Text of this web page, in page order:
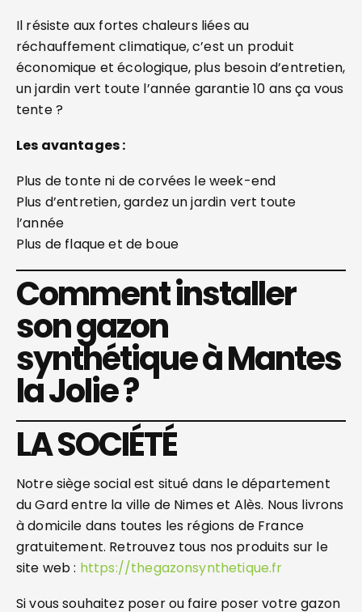
Il résiste aux fortes chaleurs liées au
réchauffement climatique, c’est un produit
économique et écologique, plus besoin d’entretien,
un jardin vert toute l’année garantie 10 ans ça vous
tente ?
Les avantages :
Plus de tonte ni de corvées le week-end
Plus d’entretien, gardez un jardin vert toute
l’année
Plus de flaque et de boue
Comment installer
son gazon
synthétique à Mantes
la Jolie ?
LA SOCIÉTÉ
Notre siège social est situé dans le département
du Gard entre la ville de Nimes et Alès. Nous livrons
à domicile dans toutes les régions de France
gratuitement. Retrouvez tous nos produits sur le
site web : https://thegazonsynthetique.fr
Si vous souhaitez poser ou faire poser votre gazon